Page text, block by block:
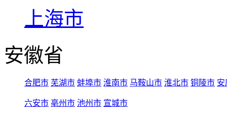
上海市
安徽省
合肥市 芜湖市 蚌埠市 淮南市 马鞍山市 淮北市 铜陵市 安
六安市 亳州市 池州市 宣城市